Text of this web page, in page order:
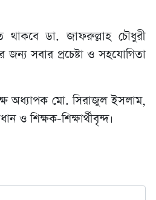
থাকবে ডা. জাফরুল্লাহ চৌধুরী
জন্য সবার প্রচেষ্টা ও সহযোগিতা
অধ্যাপক মো. সিরাজুল ইসলাম,
ও শিক্ষক-শিক্ষার্থীবৃন্দ।